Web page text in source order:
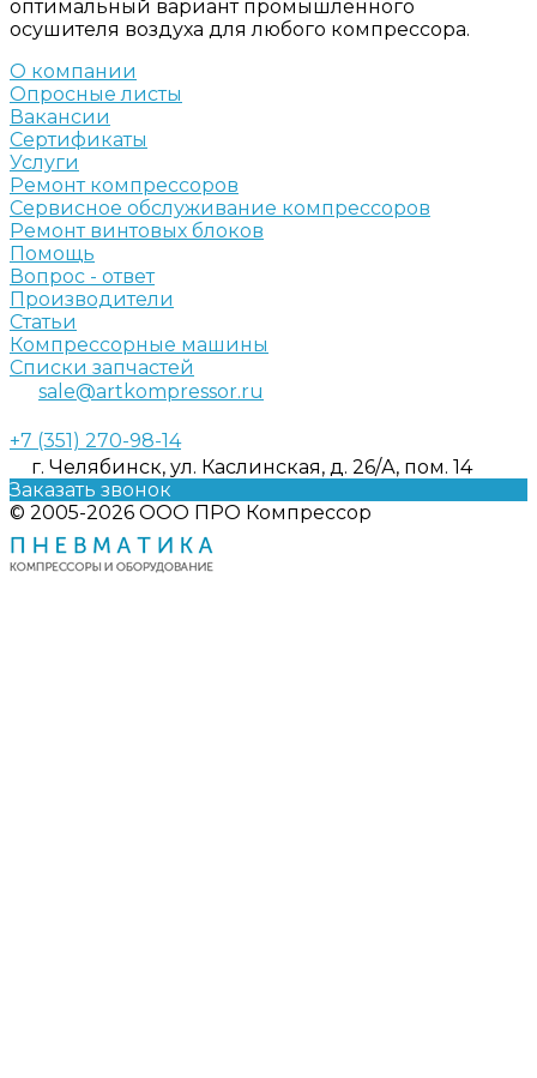
оптимальный вариант промышленного
осушителя воздуха для любого компрессора.
О компании
Опросные листы
Вакансии
Сертификаты
Услуги
Ремонт компрессоров
Сервисное обслуживание компрессоров
Ремонт винтовых блоков
Помощь
Вопрос - ответ
Производители
Статьи
Компрессорные машины
Списки запчастей
sale@artkompressor.ru
+7 (351) 270-98-14
г. Челябинск, ул. Каслинская, д. 26/А, пом. 14
Заказать звонок
© 2005-2026 ООО ПРО Компрессор